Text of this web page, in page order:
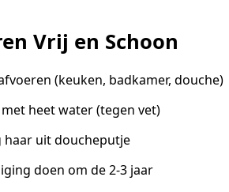
Vrij en Schoon
(keuken, badkamer, douche)
heet water (tegen vet)
uit doucheputje
doen om de 2-3 jaar